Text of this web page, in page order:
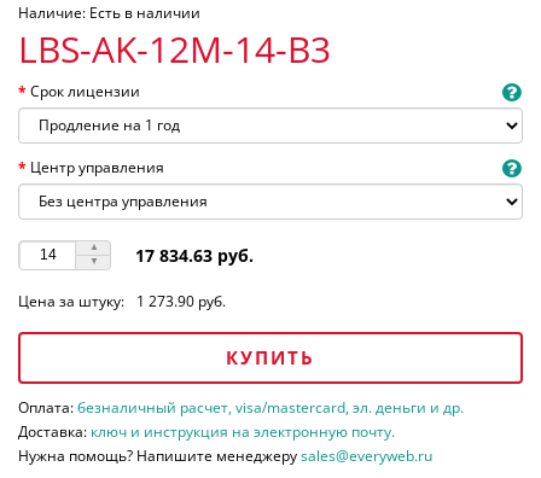
Наличие: Есть в наличии
LBS-AK-12M-14-B3
Срок лицензии
Центр управления
17 834.63 руб.
Цена за штуку: 1 273.90 руб.
КУПИТЬ
Оплата:безналичный расчет, visa/mastercard, эл. деньги и др.
Доставка: ключ и инструкция на электронную почту.
Нужна помощь? Напишите менеджеруsales@everyweb.ru